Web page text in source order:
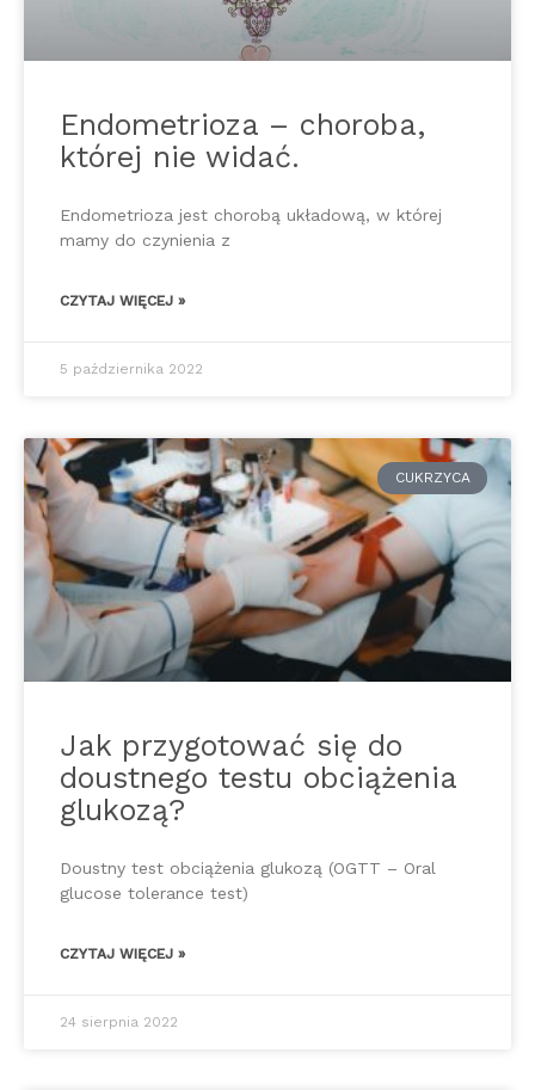
Endometrioza – choroba,
której nie widać.
Endometrioza jest chorobą układową, w której
mamy do czynienia z
CZYTAJ WIĘCEJ »
5 października 2022
CUKRZYCA
Jak przygotować się do
doustnego testu obciążenia
glukozą?
Doustny test obciążenia glukozą (OGTT – Oral
glucose tolerance test)
CZYTAJ WIĘCEJ »
24 sierpnia 2022